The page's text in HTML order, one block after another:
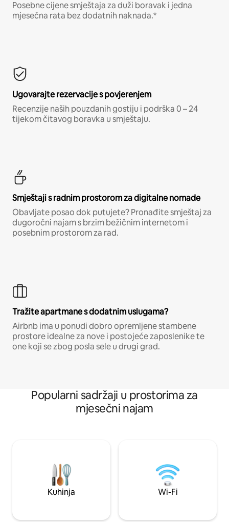
Posebne cijene smještaja za duži boravak i jedna
mjesečna rata bez dodatnih naknada.*
Ugovarajte rezervacije s povjerenjem
Recenzije naših pouzdanih gostiju i podrška 0 – 24
tijekom čitavog boravka u smještaju.
Smještaji s radnim prostorom za digitalne nomade
Obavljate posao dok putujete? Pronađite smještaj za
dugoročni najam s brzim bežičnim internetom i
posebnim prostorom za rad.
Tražite apartmane s dodatnim uslugama?
Airbnb ima u ponudi dobro opremljene stambene
prostore idealne za nove i postojeće zaposlenike te
one koji se zbog posla sele u drugi grad.
Popularni sadržaji u prostorima za
mjesečni najam
Kuhinja Wi-Fi